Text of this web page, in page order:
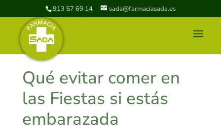
913 57 69 14 sada@farmaciasada.es
Qué evitar comer en
las Fiestas si estás
embarazada